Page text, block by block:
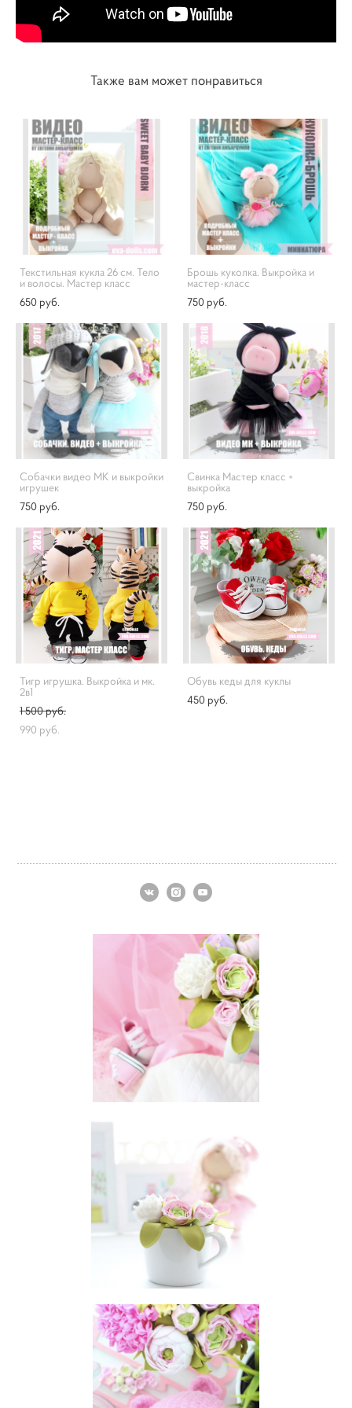
Также вам может понравиться
Текстильная кукла 26 см. Тело
и волосы. Мастер класс
650 pуб.
Брошь куколка. Выкройка и
мастер-класс
750 pуб.
Собачки видео МК и выкройки
игрушек
750 pуб.
Свинка Мастер класс +
выкройка
750 pуб.
Тигр игрушка. Выкройка и мк.
2в1
1 500 pуб.
990 pуб.
Обувь кеды для куклы
450 pуб.